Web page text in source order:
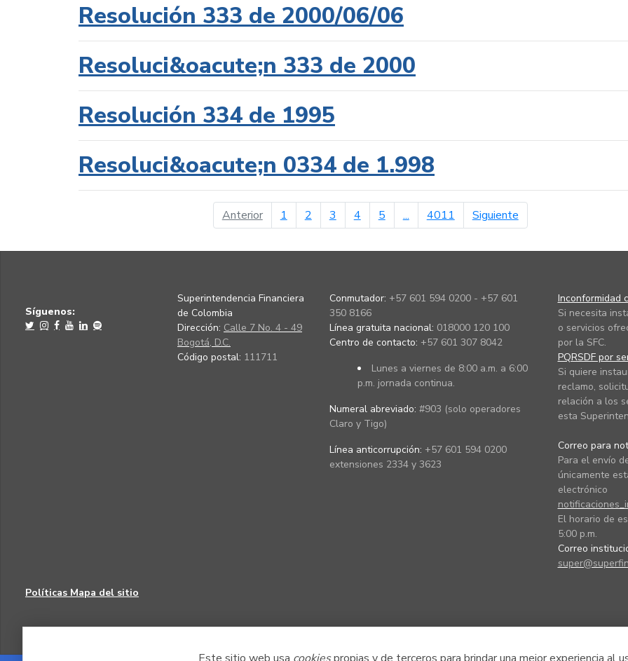
Resolución 333 de 2000/06/06
Resoluci&oacute;n 333 de 2000
Resolución 334 de 1995
Resoluci&oacute;n 0334 de 1.998
Anteriorpágina anterior
1 2 3 4 5 ... 4011 Siguientepágina siguiente
Síguenos:
Superintendencia Financiera
de Colombia
Dirección: Calle 7 No. 4 - 49
Bogotá, D.C.
Código postal: 111711
Conmutador: +57 601 594 0200 - +57 601
350 8166
Línea gratuita nacional: 018000 120 100
Centro de contacto: +57 601 307 8042
Lunes a viernes de 8:00 a.m. a 6:00
p.m. jornada continua.
Numeral abreviado: #903 (solo operadores
Claro y Tigo)
Línea anticorrupción: +57 601 594 0200
extensiones 2334 y 3623
Inconformidad
Si necesita
o servicios
por la SFC.
PQRSDF por
Si quiere
reclamo,
relación a los
esta
Correo para
Para el envío
únicamente
electrónico
El horario de
5:00 p.m.
Correo
Políticas Mapa del sitio